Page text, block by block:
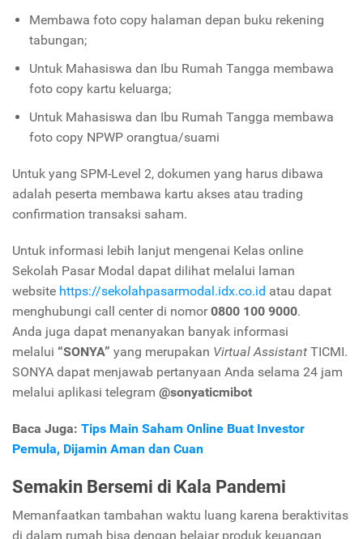
Membawa foto copy halaman depan buku rekening
tabungan;
Untuk Mahasiswa dan Ibu Rumah Tangga membawa
foto copy kartu keluarga;
Untuk Mahasiswa dan Ibu Rumah Tangga membawa
foto copy NPWP orangtua/suami
Untuk yang SPM-Level 2, dokumen yang harus dibawa
adalah peserta membawa kartu akses atau trading
confirmation transaksi saham.
Untuk informasi lebih lanjut mengenai Kelas online
Sekolah Pasar Modal dapat dilihat melalui laman
website https://sekolahpasarmodal.idx.co.id atau dapat
menghubungi call center di nomor0800 100 9000.
Anda juga dapat menanyakan banyak informasi
melalui “SONYA” yang merupakan Virtual Assistant TICMI.
SONYA dapat menjawab pertanyaan Anda selama 24 jam
melalui aplikasi telegram @sonyaticmibot
Baca Juga: Tips Main Saham Online Buat Investor
Pemula, Dijamin Aman dan Cuan
Semakin Bersemi di Kala Pandemi
Memanfaatkan tambahan waktu luang karena beraktivitas
di dalam rumah bisa dengan belajar produk keuangan